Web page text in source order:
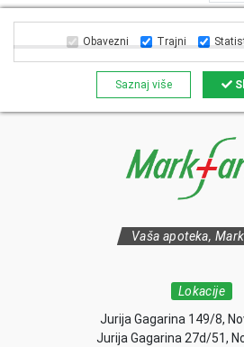
Vaša apoteka,
Lokacije
Jurija Gagarina 149/8,
Jurija Gagarina 27d/51,
Obavezni Trajni
Saznaj više